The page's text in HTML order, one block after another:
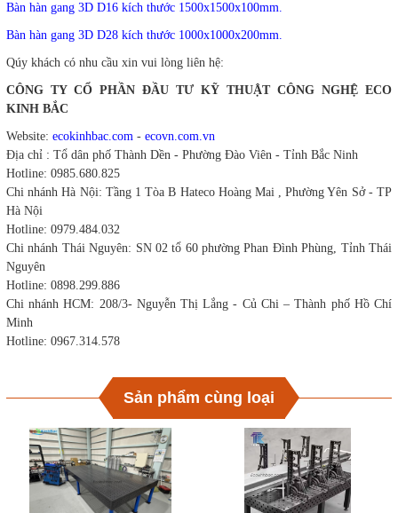
Bàn hàn gang 3D D16 kích thước 1500x1500x100mm.
Bàn hàn gang 3D D28 kích thước 1000x1000x200mm.
Qúy khách có nhu cầu xin vui lòng liên hệ:
CÔNG TY CỔ PHẦN ĐẦU TƯ KỸ THUẬT CÔNG NGHỆ ECO
KINH BẮC
Website: ecokinhbac.com - ecovn.com.vn
Địa chỉ : Tổ dân phố Thành Dền - Phường Đào Viên - Tỉnh Bắc Ninh
Hotline: 0985.680.825
Chi nhánh Hà Nội: Tầng 1 Tòa B Hateco Hoàng Mai , Phường Yên Sở - TP
Hà Nội
Hotline: 0979.484.032
Chi nhánh Thái Nguyên: SN 02 tổ 60 phường Phan Đình Phùng, Tỉnh Thái
Nguyên
Hotline: 0898.299.886
Chi nhánh HCM: 208/3- Nguyễn Thị Lắng - Củ Chi – Thành phố Hồ Chí
Minh
Hotline: 0967.314.578
Sản phẩm cùng loại